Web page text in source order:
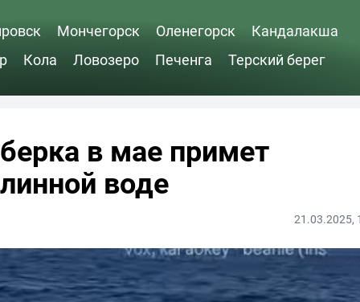
Мончегорск Оленегорск
Кандалакша
Кола Ловозеро Печенга Терский берег
в мае примет
воде
21.03.2025,